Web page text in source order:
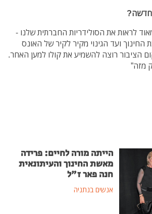
לראות את הסולידריות החברתית שלנו -
ועד הגינוי מקיר לקיר של האונס
הציבור רוצה להשמיע את קולו למען האחר.
מזה”
הייתה מורה לחיים: פרידה
מאשת החינוך והעיתונאית
חנה פאר ז"ל
אנשים בנתניה